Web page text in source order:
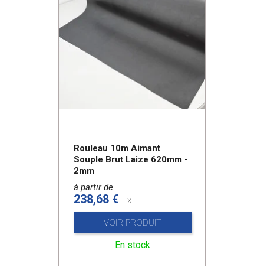
Rouleau 10m Aimant
Souple Brut Laize 620mm -
2mm
à partir de
238,68 € x
VOIR PRODUIT
En stock